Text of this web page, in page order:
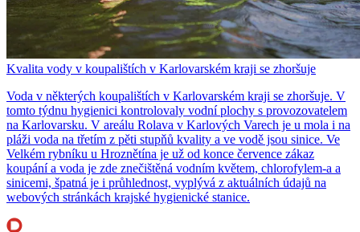
Kvalita vody v koupalištích v Karlovarském kraji se zhoršuje
Voda v některých koupalištích v Karlovarském kraji se zhoršuje. V
tomto týdnu hygienici kontrolovaly vodní plochy s provozovatelem
na Karlovarsku. V areálu Rolava v Karlových Varech je u mola i na
pláži voda na třetím z pěti stupňů kvality a ve vodě jsou sinice. Ve
Velkém rybníku u Hroznětína je už od konce července zákaz
koupání a voda je zde znečištěná vodním květem, chlorofylem-a a
sinicemi, špatná je i průhlednost, vyplývá z aktuálních údajů na
webových stránkách krajské hygienické stanice.